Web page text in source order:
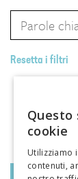
Resetta i filtri
Questo
cookie
Utilizziamo
contenuti,